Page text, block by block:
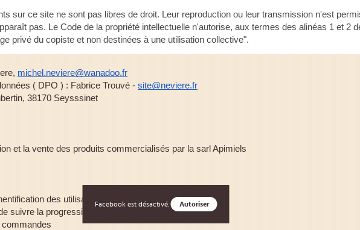
sur ce site ne sont pas libres de droit. Leur reproduction ou leur transmission n'est
pas. Le Code de la propriété intellectuelle n'autorise, aux termes des alinéas 1 et 2
privé du copiste et non destinées à une utilisation collective".
michel.neviere@wanadoo.fr
( DPO ) : Fabrice Trouvé - site@neviere.fr
38170 Seysssinet
et la vente des produits commercialisés par la sarl Apimiels
des utilisateurs
suivre la progression de cette navigation
commandes
Facebook est désactivé. Autoriser